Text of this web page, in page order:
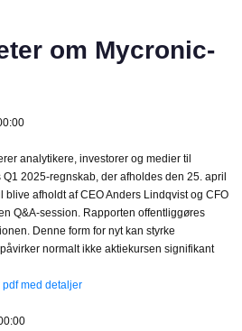
om Mycronic-
analytikere, investorer og medier til
2025-regnskab, der afholdes den 25. april
afholdt af CEO Anders Lindqvist og CFO
Q&A-session. Rapporten offentliggøres
Denne form for nyt kan styrke
normalt ikke aktiekursen signifikant
pdf med detaljer